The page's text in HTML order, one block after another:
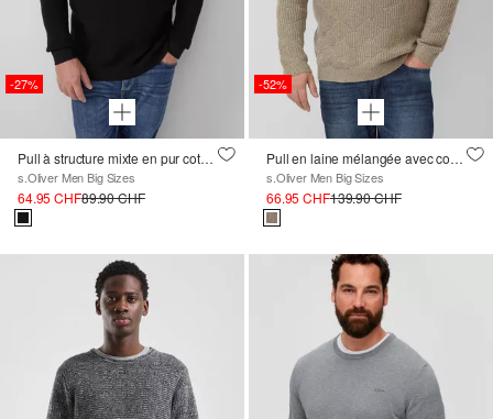
-27%
Pull à structure mixte en pur coton avec col roulé
s.Oliver Men Big Sizes
64.95 CHF89.90 CHF
-52%
Pull en laine mélangée avec col châle et structure
s.Oliver Men Big Sizes
66.95 CHF139.90 CHF